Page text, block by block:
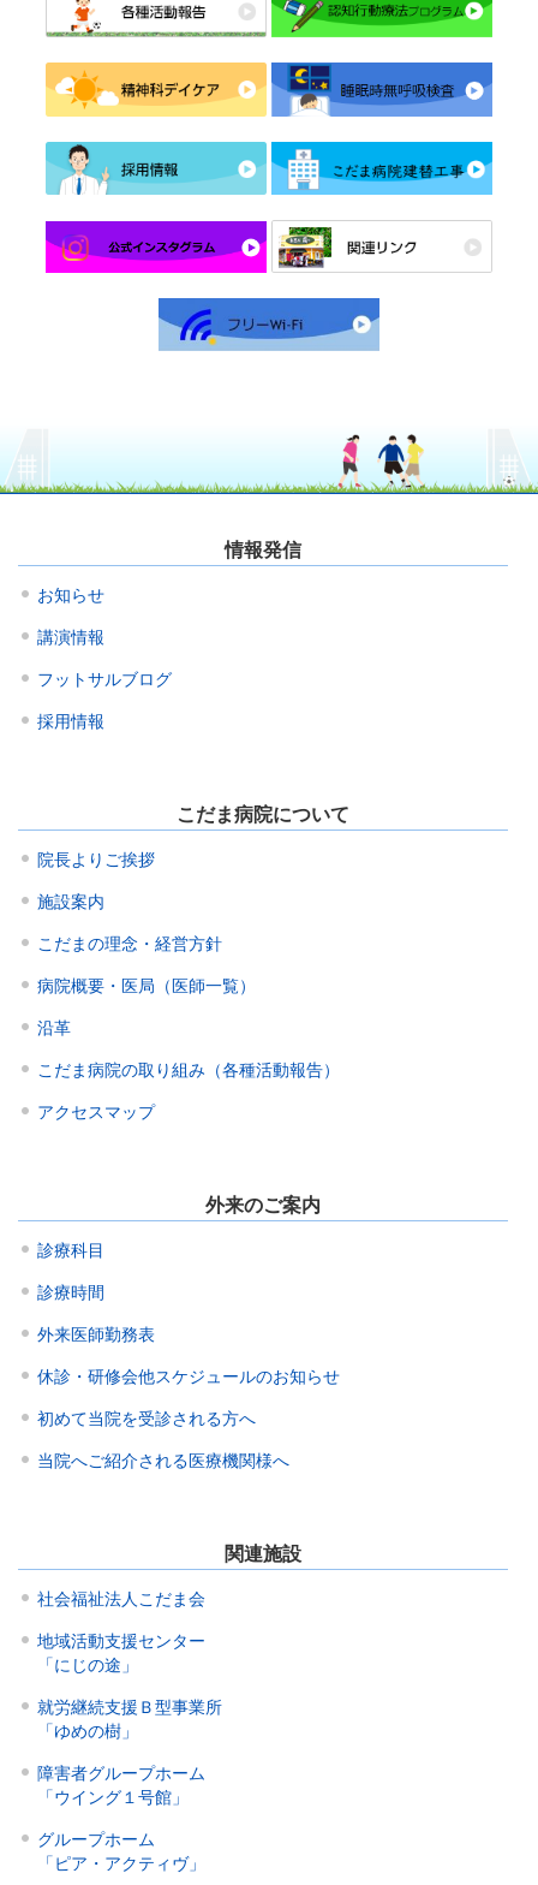
情報発信
お知らせ
講演情報
フットサルブログ
採用情報
こだま病院について
院長よりご挨拶
施設案内
こだまの理念・経営方針
病院概要・医局（医師一覧）
沿革
こだま病院の取り組み（各種活動報告）
アクセスマップ
外来のご案内
診療科目
診療時間
外来医師勤務表
休診・研修会他スケジュールのお知らせ
初めて当院を受診される方へ
当院へご紹介される医療機関様へ
関連施設
社会福祉法人こだま会
地域活動支援センター
「にじの途」
就労継続支援Ｂ型事業所
「ゆめの樹」
障害者グループホーム
「ウイング１号館」
グループホーム
「ピア・アクティヴ」